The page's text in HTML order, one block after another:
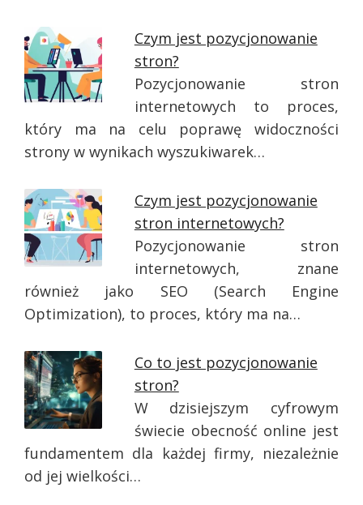
Czym jest pozycjonowanie
stron?
Pozycjonowanie stron
internetowych to proces,
który ma na celu poprawę widoczności
strony w wynikach wyszukiwarek…
Czym jest pozycjonowanie
stron internetowych?
Pozycjonowanie stron
internetowych, znane
również jako SEO (Search Engine
Optimization), to proces, który ma na…
Co to jest pozycjonowanie
stron?
W dzisiejszym cyfrowym
świecie obecność online jest
fundamentem dla każdej firmy, niezależnie
od jej wielkości…